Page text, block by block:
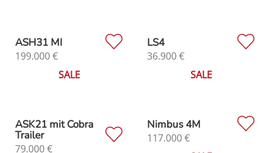
ASH31 MI
199.000€
SALE
LS4
36.900€
SALE
ASK21 mit Cobra
Trailer
79.000€
Nimbus 4M
117.000€